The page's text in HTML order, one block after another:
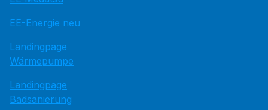
EE-Energie neu
Landingpage
Wärmepumpe
Landingpage
Badsanierung